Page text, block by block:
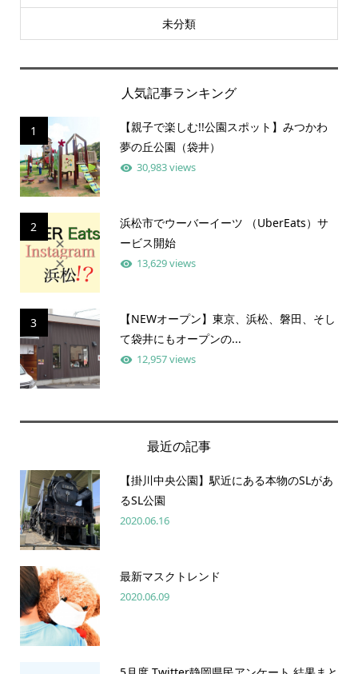
未分類
人気記事ランキング
1
【親子で楽しむ!!公園スポット】みつかわ
夢の丘公園（袋井）
30,983 views
2
浜松市でウーバーイーツ （UberEats）サ
ービス開始
13,629 views
3
【NEWオープン】東京、浜松、磐田、そし
て袋井にもオープンの...
12,957 views
最近の記事
【掛川中央公園】駅近にある本物のSLがあ
るSL公園
2020.06.16
最新マスクトレンド
2020.06.09